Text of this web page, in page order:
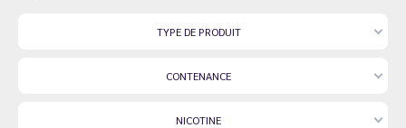
TYPE DE PRODUIT
CONTENANCE
NICOTINE